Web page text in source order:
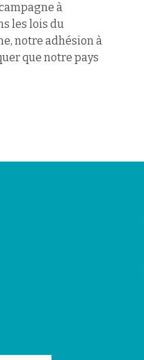
à
les lois du
notre adhésion à
que notre pays